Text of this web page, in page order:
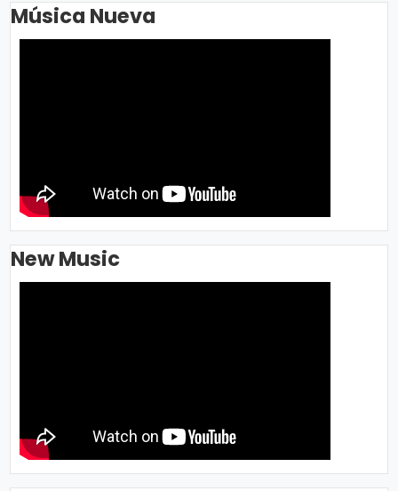
Música Nueva
New Music